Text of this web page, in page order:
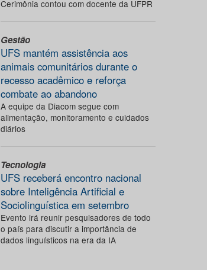
Cerimônia contou com docente da UFPR
Gestão
UFS mantém assistência aos
animais comunitários durante o
recesso acadêmico e reforça
combate ao abandono
A equipe da Diacom segue com
alimentação, monitoramento e cuidados
diários
Tecnologia
UFS receberá encontro nacional
sobre Inteligência Artificial e
Sociolinguística em setembro
Evento irá reunir pesquisadores de todo
o país para discutir a importância de
dados linguísticos na era da IA